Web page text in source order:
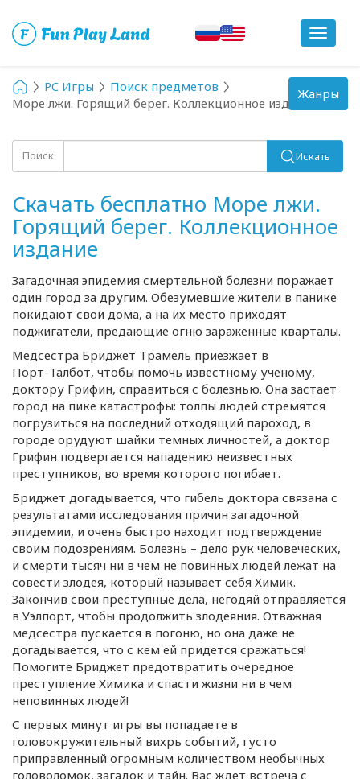
Toggle
PC Игры
Поиск предметов
Море лжи. Горящий берег. Коллекционное издание
Поиск Искать
Скачать бесплатно Море лжи.
Горящий берег. Коллекционное
издание
Загадочная эпидемия смертельной болезни поражает
один город за другим. Обезумевшие жители в панике
покидают свои дома, а на их место приходят
поджигатели, предающие огню зараженные кварталы.
Медсестра Бриджет Трамель приезжает в
Порт-Талбот, чтобы помочь известному ученому,
доктору Грифин, справиться с болезнью. Она застает
город на пике катастрофы: толпы людей стремятся
погрузиться на последний отходящий пароход, в
городе орудуют шайки темных личностей, а доктор
Грифин подвергается нападению неизвестных
преступников, во время которого погибает.
Бриджет догадывается, что гибель доктора связана с
результатами исследования причин загадочной
эпидемии, и очень быстро находит подтверждение
своим подозрениям. Болезнь – дело рук человеческих,
и смерти тысяч ни в чем не повинных людей лежат на
совести злодея, который называет себя Химик.
Закончив свои преступные дела, негодяй отправляется
в Уэлпорт, чтобы продолжить злодеяния. Отважная
медсестра пускается в погоню, но она даже не
догадывается, что с кем ей придется сражаться!
Помогите Бриджет предотвратить очередное
преступление Химика и спасти жизни ни в чем
неповинных людей!
С первых минут игры вы попадаете в
головокружительный вихрь событий, густо
приправленный огромным количеством необычных
головоломок, загадок и тайн. Вас ждет встреча с
Toggle
navigation
Жанры